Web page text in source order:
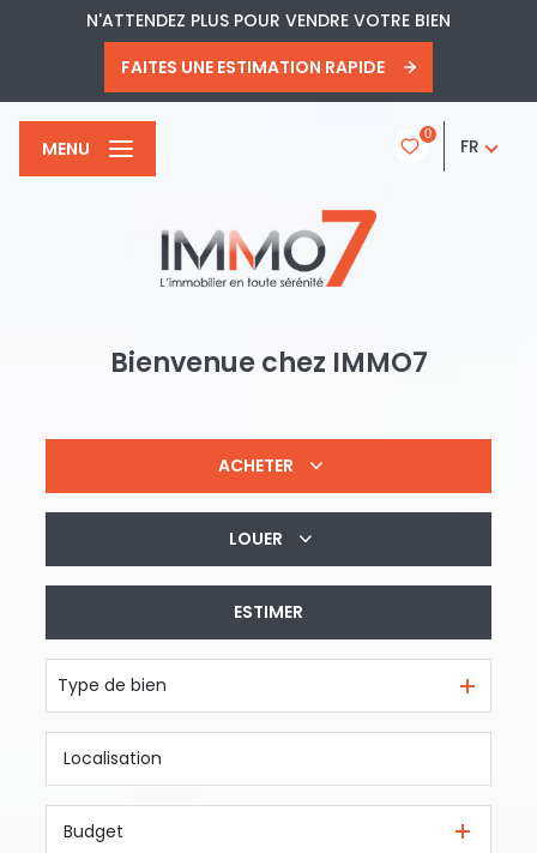
N'ATTENDEZ PLUS POUR VENDRE VOTRE BIEN
FAITES UNE ESTIMATION RAPIDE
0
FR
MENU
Bienvenue chez IMMO7
ACHETER
LOUER
ESTIMER
Type de bien
Budget